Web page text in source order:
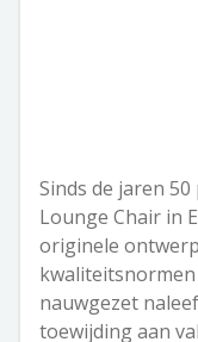
Sinds de jaren
Lounge Chair in
originele
kwaliteitsnormen
nauwgezet
toewijding aan